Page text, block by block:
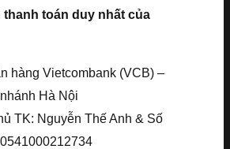
toán duy nhất của
hàng Vietcombank (VCB) –
Hà Nội
TK: Nguyễn Thế Anh & Số